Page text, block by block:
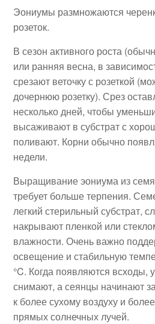
Эониумы размножаются
розеток.
В сезон активного роста
или ранняя весна, в
срезают веточку с розеткой
дочернюю розетку). Срез
несколько дней, чтобы
высаживают в субстрат с
поливают. Корни обычно
недели.
Выращивание эониума из
требует больше терпения.
легкий стерильный субстрат,
накрывают пленкой или
влажности. Очень важно
освещение и стабильную
°C. Когда появляются всходы,
снимают, а сеянцы начинают
к более сухому воздуху и
прямых солнечных лучей.